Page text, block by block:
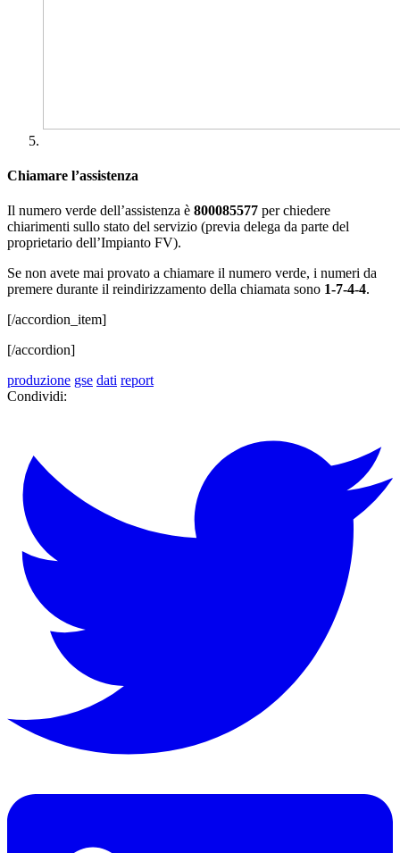
Chiamare l’assistenza
Il numero verde dell’assistenza è 800085577 per chiedere
chiarimenti sullo stato del servizio (previa delega da parte del
proprietario dell’Impianto FV).
Se non avete mai provato a chiamare il numero verde, i numeri da
premere durante il reindirizzamento della chiamata sono 1-7-4-4.
[/accordion_item]
[/accordion]
produzione gse dati report
Condividi: